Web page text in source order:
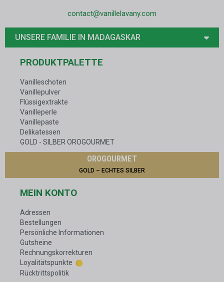
contact@vanillelavany.com
UNSERE FAMILIE IN MADAGASKAR
PRODUKTPALETTE
Vanilleschoten
Vanillepulver
Flüssigextrakte
Vanilleperle
Vanillepaste
Delikatessen
GOLD - SILBER OROGOURMET
OROGOURMET
GOLD – ECHTES SILBER
MEIN KONTO
Adressen
Bestellungen
Persönliche Informationen
Gutsheine
Rechnungskorrekturen
Loyalitätspunkte
Rücktrittspolitik